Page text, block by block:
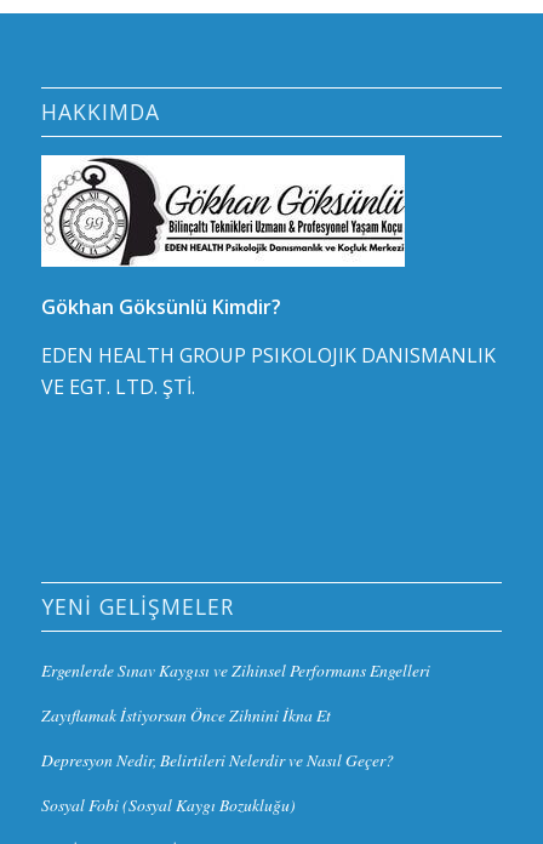
HAKKIMDA
Gökhan Göksünlü Kimdir?
EDEN HEALTH GROUP PSIKOLOJIK DANISMANLIK
VE EGT. LTD. ŞTİ.
YENI GELIŞMELER
Ergenlerde Sınav Kaygısı ve Zihinsel Performans Engelleri
Zayıflamak İstiyorsan Önce Zihnini İkna Et
Depresyon Nedir, Belirtileri Nelerdir ve Nasıl Geçer?
Sosyal Fobi (Sosyal Kaygı Bozukluğu)